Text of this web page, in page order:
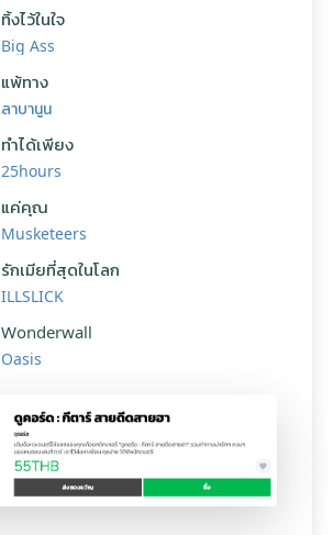
ทิ้งไว้ในใจ
Big Ass
แพ้ทาง
ลาบานูน
ทำได้เพียง
25hours
แค่คุณ
Musketeers
รักเมียที่สุดในโลก
ILLSLICK
Wonderwall
Oasis